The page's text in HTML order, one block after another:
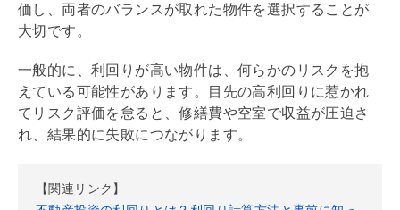
価し、両者のバランスが取れた物件を選択することが
大切です。
一般的に、 利回り が高い物件は、何らかのリスクを抱
えている可能性があります。目先の高利回り に惹かれ
てリスク評価を怠ると、修繕費や空室で収益が圧迫さ
れ、結果的に失敗につながります。
【関連リンク】